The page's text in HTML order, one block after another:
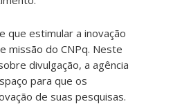
que estimular a inovação
missão do CNPq. Neste
divulgação, a agência
para que os
de suas pesquisas.